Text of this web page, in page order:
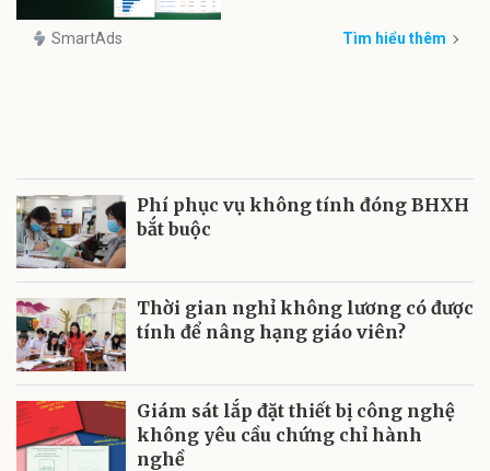
SmartAds Tìm hiểu thêm
Phí phục vụ không tính đóng BHXH
bắt buộc
Thời gian nghỉ không lương có được
tính để nâng hạng giáo viên?
Giám sát lắp đặt thiết bị công nghệ
không yêu cầu chứng chỉ hành
nghề